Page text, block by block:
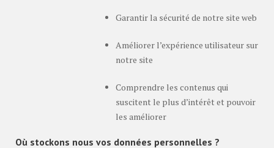
Garantir la sécurité de notre site web
Améliorer l’expérience utilisateur sur
notre site
Comprendre les contenus qui
suscitent le plus d’intérêt et pouvoir
les améliorer
Où stockons nous vos données personnelles ?